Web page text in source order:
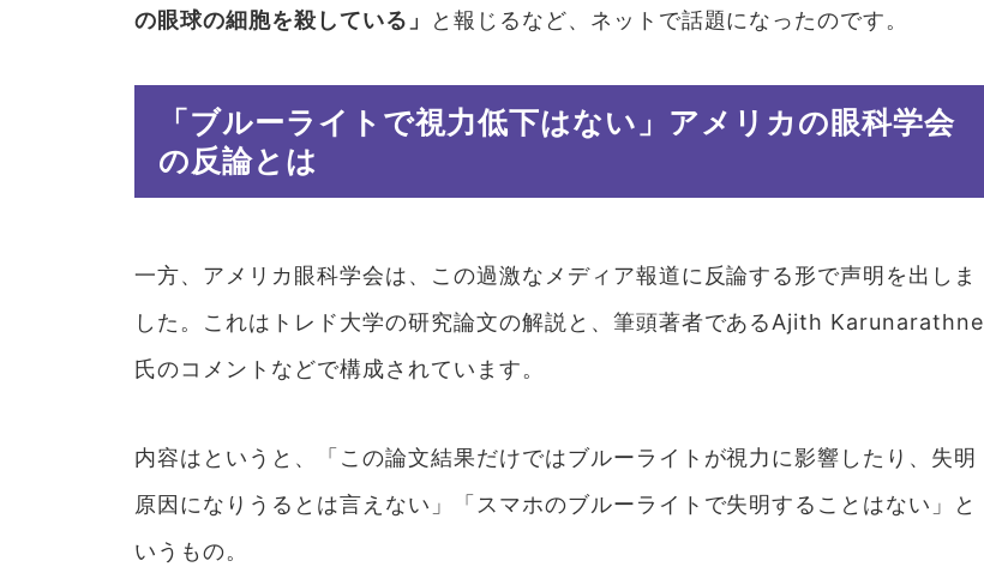
の眼球の細胞を殺している」
と報じるなど、ネットで話題になったのです。
「ブルーライトで視力低下はない」アメリカの眼科学会
の反論とは
一方、アメリカ眼科学会は、この過激なメディア報道に反論する形で声明を出しま
した。これはトレド大学の研究論文の解説と、筆頭著者であるAjith Karunarathne
氏のコメントなどで構成されています。
内容はというと、「この論文結果だけではブルーライトが視力に影響したり、失明
原因になりうるとは言えない」「スマホのブルーライトで失明することはない」と
いうもの。